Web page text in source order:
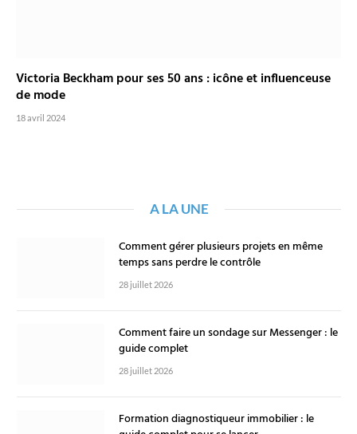
Victoria Beckham pour ses 50 ans : icône et influenceuse
de mode
18 avril 2024
A LA UNE
Comment gérer plusieurs projets en même
temps sans perdre le contrôle
28 juillet 2026
Comment faire un sondage sur Messenger : le
guide complet
28 juillet 2026
Formation diagnostiqueur immobilier : le